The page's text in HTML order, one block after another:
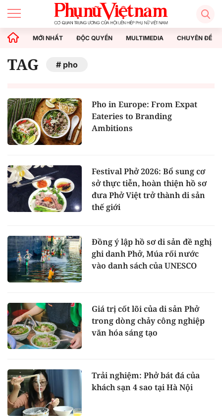
MỚI NHẤT ĐỘC QUYỀN MULTIMEDIA CHUYÊN ĐỀ
TAG pho
Pho in Europe: From Expat
Eateries to Branding
Ambitions
Festival Phở 2026: Bổ sung cơ
sở thực tiễn, hoàn thiện hồ sơ
đưa Phở Việt trở thành di sản
thế giới
Đồng ý lập hồ sơ di sản đề nghị
ghi danh Phở, Múa rối nước
vào danh sách của UNESCO
Giá trị cốt lõi của di sản Phở
trong dòng chảy công nghiệp
văn hóa sáng tạo
Trải nghiệm: Phở bát đá của
khách sạn 4 sao tại Hà Nội